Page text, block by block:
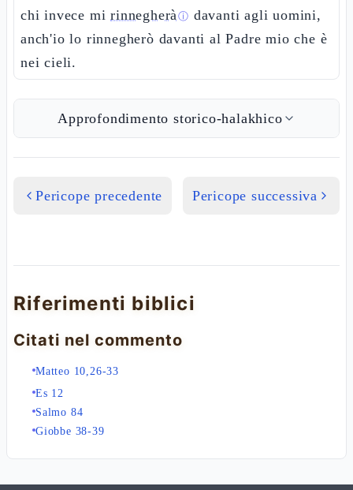
chi invece mirinnegheràⓘ davanti agli uomini,
anch'io lo rinnegherò davanti al Padre mio che è
nei cieli.
Approfondimento storico-halakhico
Pericope precedente Pericope successiva
Riferimenti biblici
Citati nel commento
Matteo 10,26-33
Es 12
Salmo 84
Giobbe 38-39